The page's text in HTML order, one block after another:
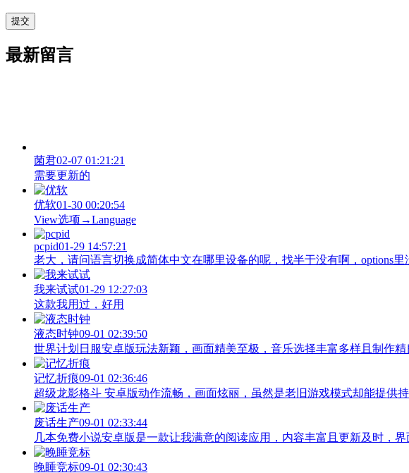
最新留言
菌君02-07 01:21:21
需要更新的
优软01-30 00:20:54
View‌选项→Language
pcpid01-29 14:57:21
老大，请问语言切换成简体中文在哪里设备的呢，找半于没有啊，options
我来试试01-29 12:27:03
这款我用过，好用
液态时钟09-01 02:39:50
世界计划日服安卓版玩法新颖，画面精美至极，音乐选择丰富多样且制作
记忆折痕09-01 02:36:46
超级龙影格斗 安卓版动作流畅，画面炫丽，虽然是老旧游戏模式却能提供
废话生产09-01 02:33:44
几本免费小说安卓版是一款让我满意的阅读应用，内容丰富且更新及时，
晚睡竞标09-01 02:30:43